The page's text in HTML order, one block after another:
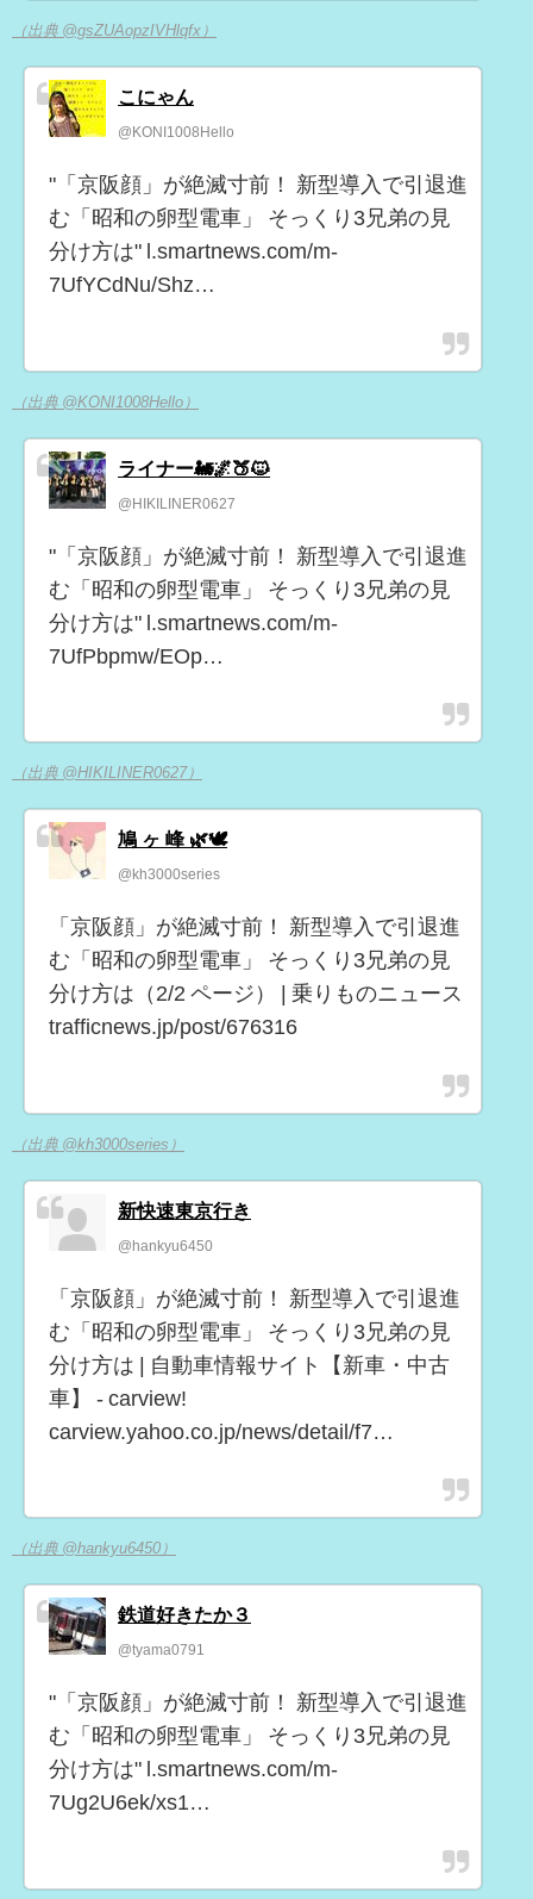
（出典 @gsZUAopzIVHlqfx）
こにゃん
@KONI1008Hello
"「京阪顔」が絶滅寸前！ 新型導入で引退進
む「昭和の卵型電車」 そっくり3兄弟の見
分け方は" l.smartnews.com/m-
7UfYCdNu/Shz…
（出典 @KONI1008Hello）
ライナー🚂🌌🍑🐱
@HIKILINER0627
"「京阪顔」が絶滅寸前！ 新型導入で引退進
む「昭和の卵型電車」 そっくり3兄弟の見
分け方は" l.smartnews.com/m-
7UfPbpmw/EOp…
（出典 @HIKILINER0627）
鳩 ヶ 峰 🌿🕊
@kh3000series
「京阪顔」が絶滅寸前！ 新型導入で引退進
む「昭和の卵型電車」 そっくり3兄弟の見
分け方は（2/2 ページ） | 乗りものニュース
trafficnews.jp/post/676316
（出典 @kh3000series）
新快速東京行き
@hankyu6450
「京阪顔」が絶滅寸前！ 新型導入で引退進
む「昭和の卵型電車」 そっくり3兄弟の見
分け方は | 自動車情報サイト【新車・中古
車】 - carview!
carview.yahoo.co.jp/news/detail/f7…
（出典 @hankyu6450）
鉄道好きたか３
@tyama0791
"「京阪顔」が絶滅寸前！ 新型導入で引退進
む「昭和の卵型電車」 そっくり3兄弟の見
分け方は" l.smartnews.com/m-
7Ug2U6ek/xs1…